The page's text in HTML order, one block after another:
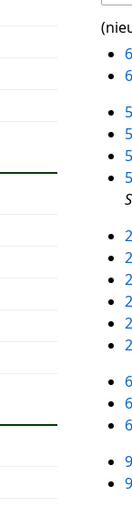
(
6
apr
G
e
n
b
e
e
r
k
i
n
g
s
a
m
n
v
e
e
n
b
e
w
e
r
k
i
n
s
s
a
e
n
5
apr
G
e
e
n
e
w
e
r
k
i
n
g
s
a
m
G
e
e
b
e
w
e
r
k
i
n
g
s
a
G
e
n
b
e
w
e
r
k
i
n
s
s
2
apr
6
jan
9
sep
G